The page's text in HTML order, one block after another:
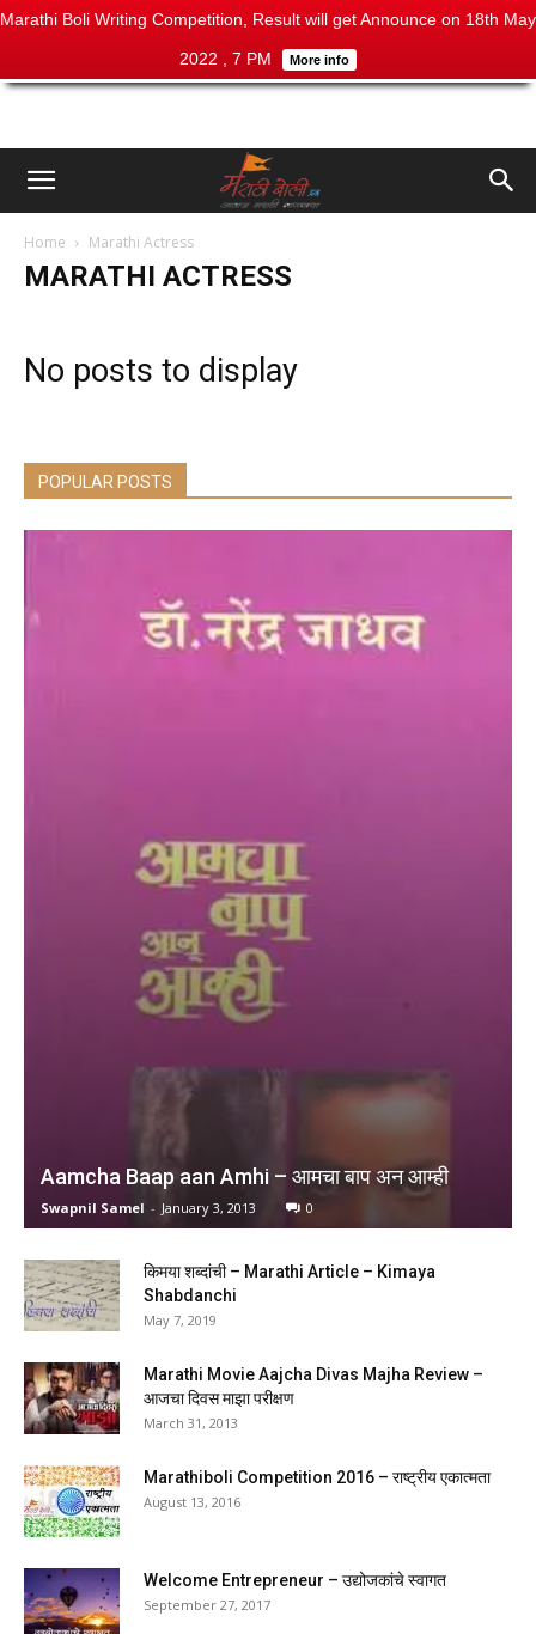
Marathi Boli Writing Competition, Result will get Announce on 18th May
2022 , 7 PM More info
Home Marathi Actress
MARATHI ACTRESS
No posts to display
POPULAR POSTS
Aamcha Baap aan Amhi – आमचा बाप अन आम्ही
Swapnil Samel - January 3, 2013 0
किमया शब्दांची – Marathi Article – Kimaya
Shabdanchi
May 7, 2019
Marathi Movie Aajcha Divas Majha Review –
आजचा दिवस माझा परीक्षण
March 31, 2013
Marathiboli Competition 2016 – राष्ट्रीय एकात्मता
August 13, 2016
Welcome Entrepreneur – उद्योजकांचे स्वागत
September 27, 2017